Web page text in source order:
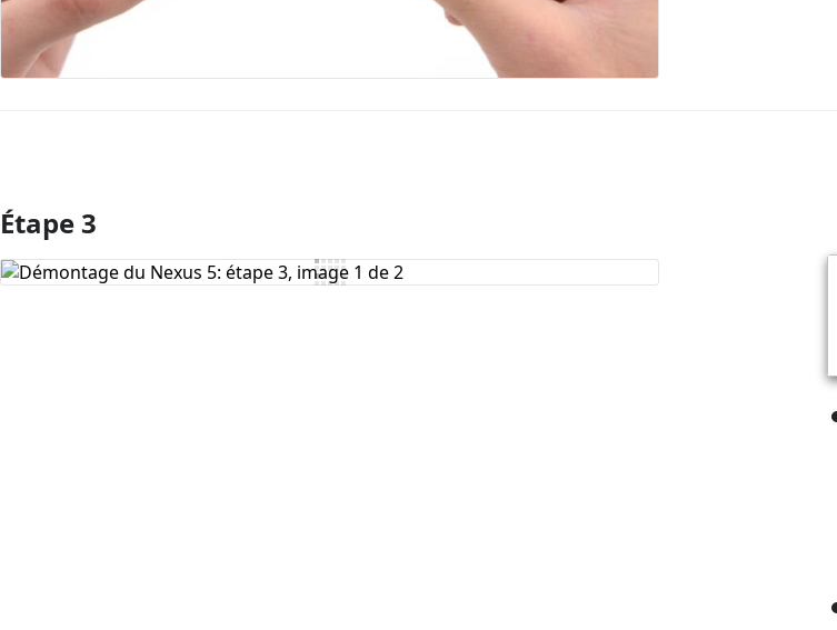
Ajouter un commentaire
Étape 3